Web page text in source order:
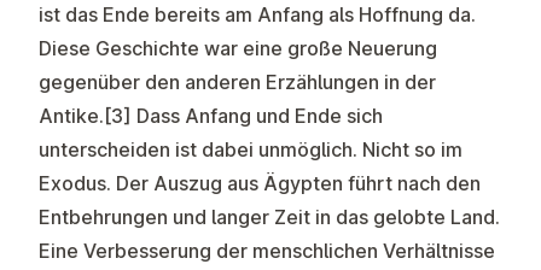
ist das Ende bereits am Anfang als Hoffnung da.
Diese Geschichte war eine große Neuerung
gegenüber den anderen Erzählungen in der
Antike.[3] Dass Anfang und Ende sich
unterscheiden ist dabei unmöglich. Nicht so im
Exodus. Der Auszug aus Ägypten führt nach den
Entbehrungen und langer Zeit in das gelobte Land.
Eine Verbesserung der menschlichen Verhältnisse